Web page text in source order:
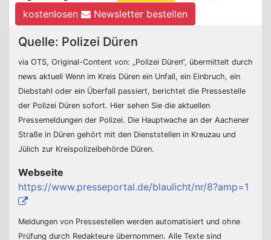
kostenlosen
Newsletter bestellen
Quelle: Polizei Düren
via OTS, Original-Content von: „Polizei Düren“, übermittelt durch
news aktuell Wenn im Kreis Düren ein Unfall, ein Einbruch, ein
Diebstahl oder ein Überfall passiert, berichtet die Pressestelle
der Polizei Düren sofort. Hier sehen Sie die aktuellen
Pressemeldungen der Polizei. Die Hauptwache an der Aachener
Straße in Düren gehört mit den Dienststellen in Kreuzau und
Jülich zur Kreispolizeibehörde Düren.
Webseite
https://www.presseportal.de/blaulicht/nr/8?amp=1
Meldungen von Pressestellen werden automatisiert und ohne
Prüfung durch Redakteure übernommen. Alle Texte sind